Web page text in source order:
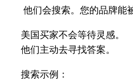
他们会搜索。您的品牌能
美国买家不会等待灵感。
他们主动去寻找答案。
搜索示例：